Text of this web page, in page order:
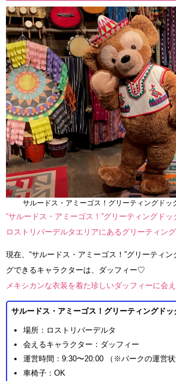
サルードス・アミーゴス！グリーティングドッ
“サルードス・アミーゴス！”グリーティングド
ロストリバーデルタエリアにあるグリーティング
現在、“サルードス・アミーゴス！”グリーティ
グできるキャラクターは、ダッフィー♡
メキシカンな衣装を着た珍しいダッフィーに会
サルードス・アミーゴス！グリーティングドッ
場所：ロストリバーデルタ
会えるキャラクター：ダッフィー
運営時間：9:30〜20:00 （※パークの運営状
車椅子：OK